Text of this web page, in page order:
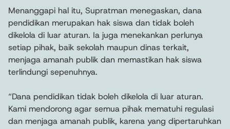
Menanggapi hal itu, Supratman menegaskan, dana
pendidikan merupakan hak siswa dan tidak boleh
dikelola di luar aturan. Ia juga menekankan perlunya
setiap pihak, baik sekolah maupun dinas terkait,
menjaga amanah publik dan memastikan hak siswa
terlindungi sepenuhnya.
“Dana pendidikan tidak boleh dikelola di luar aturan.
Kami mendorong agar semua pihak mematuhi regulasi
dan menjaga amanah publik, karena yang dipertaruhkan